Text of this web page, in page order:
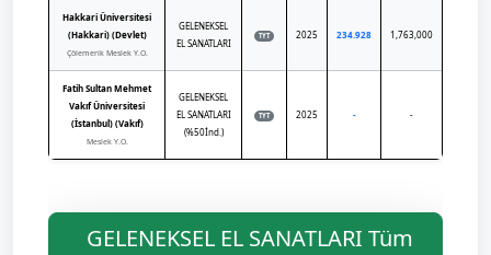
Hakkari Üniversitesi
(Hakkari) (Devlet)
Çölemerik Meslek Y.O.
GELENEKSEL
EL SANATLARI
TYT 2025 234.928 1,763,000
Fatih Sultan Mehmet
Vakıf Üniversitesi
(İstanbul) (Vakıf)
Meslek Y.O.
GELENEKSEL
EL SANATLARI
(%50İnd.)
TYT 2025 - -
GELENEKSEL EL SANATLARI Tüm